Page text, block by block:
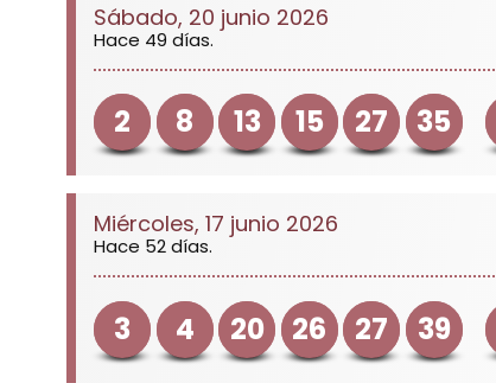
Sábado, 20 junio 2026
Hace 49 días.
2 8 13 15 27 35
Miércoles, 17 junio 2026
Hace 52 días.
3 4 20 26 27 39